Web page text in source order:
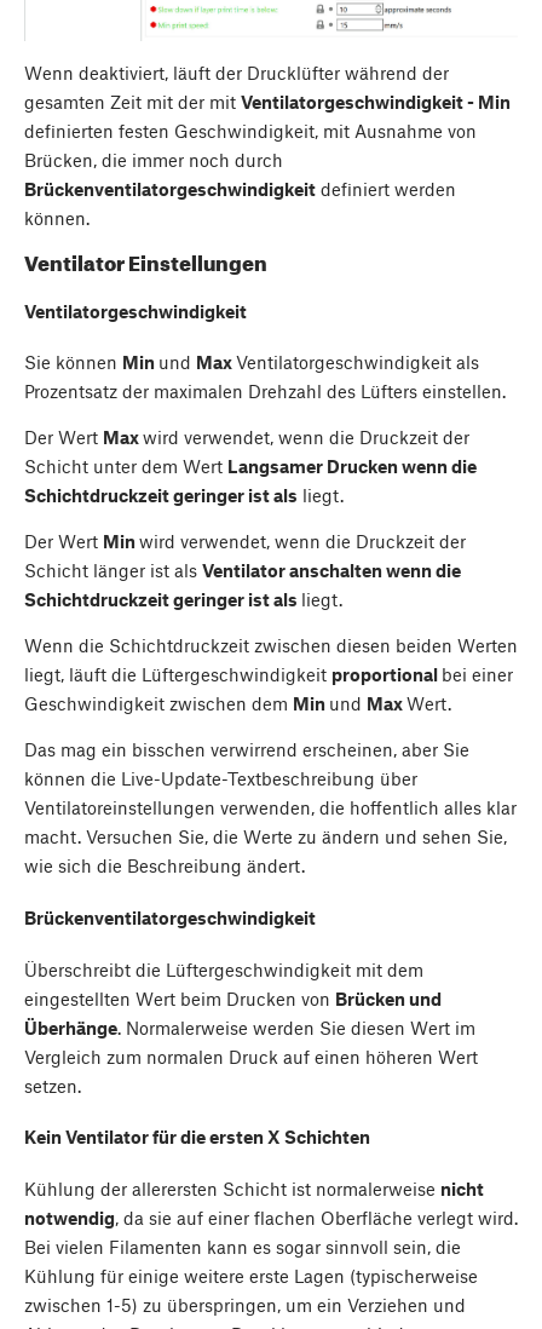
Wenn deaktiviert, läuft der Drucklüfter während der
gesamten Zeit mit der mit Ventilatorgeschwindigkeit - Min
definierten festen Geschwindigkeit, mit Ausnahme von
Brücken, die immer noch durch
Brückenventilatorgeschwindigkeit definiert werden
können.
Ventilator Einstellungen
Ventilatorgeschwindigkeit
Sie können Min und MaxVentilatorgeschwindigkeit als
Prozentsatz der maximalen Drehzahl des Lüfters einstellen.
Der Wert Maxwird verwendet, wenn die Druckzeit der
Schicht unter dem Wert Langsamer Drucken wenn die
Schichtdruckzeit geringer ist als liegt.
Der Wert Minwird verwendet, wenn die Druckzeit der
Schicht länger ist als Ventilator anschalten wenn die
Schichtdruckzeit geringer ist als liegt.
Wenn die Schichtdruckzeit zwischen diesen beiden Werten
liegt, läuft die Lüftergeschwindigkeit proportional bei einer
Geschwindigkeit zwischen dem Min und MaxWert.
Das mag ein bisschen verwirrend erscheinen, aber Sie
können die Live-Update-Textbeschreibung über
Ventilatoreinstellungen verwenden, die hoffentlich alles klar
macht. Versuchen Sie, die Werte zu ändern und sehen Sie,
wie sich die Beschreibung ändert.
Brückenventilatorgeschwindigkeit
Überschreibt die Lüftergeschwindigkeit mit dem
eingestellten Wert beim Drucken von Brücken und
Überhänge . Normalerweise werden Sie diesen Wert im
Vergleich zum normalen Druck auf einen höheren Wert
setzen.
Kein Ventilator für die ersten X Schichten
Kühlung der allerersten Schicht ist normalerweise nicht
notwendig, da sie auf einer flachen Oberfläche verlegt wird.
Bei vielen Filamenten kann es sogar sinnvoll sein, die
Kühlung für einige weitere erste Lagen (typischerweise
zwischen 1-5) zu überspringen, um ein Verziehen und